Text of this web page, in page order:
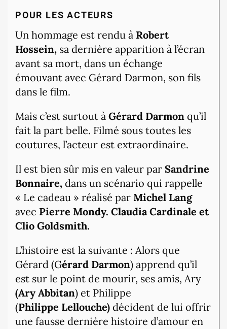
POUR LES ACTEURS
Un hommage est rendu à Robert
Hossein, sa dernière apparition à l’écran
avant sa mort, dans un échange
émouvant avec Gérard Darmon, son fils
dans le film.
Mais c’est surtout à Gérard Darmon qu’il
fait la part belle. Filmé sous toutes les
coutures, l’acteur est extraordinaire.
Il est bien sûr mis en valeur par Sandrine
Bonnaire, dans un scénario qui rappelle
« Le cadeau » réalisé par Michel Lang
avec Pierre Mondy. Claudia Cardinale et
Clio Goldsmith.
L’histoire est la suivante : Alors que
Gérard (Gérard Darmon) apprend qu’il
est sur le point de mourir, ses amis, Ary
(Ary Abbitan) et Philippe
(Philippe Lellouche) décident de lui offrir
une fausse dernière histoire d’amour en